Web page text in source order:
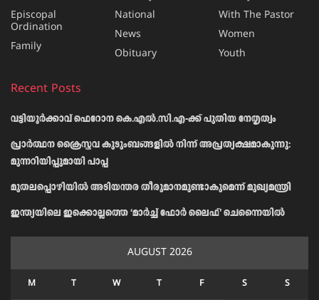
Episcopal
Ordination
Family
National
News
Obituary
With The Pastor
Women
Youth
Recent Posts
വട്ടിയൂർക്കാവ് ഫെറോന കെ.എൽ.സി.എ-ക്ക് പുതിയ നേതൃത്വം
പ്രാര്‍ത്ഥന ക്രൈസ്തവ കുടുംബങ്ങളില്‍ നിന്ന് അപ്രത്യക്ഷമാകുന്നു:
മുന്നറിയിപ്പുമായി പാപ്പ
മുതലപ്പൊഴിയിൽ അടിയന്തര തീരുമാനമുണ്ടാകുമെന്ന് മുഖ്യമന്ത്രി
ഇന്ത്യയിലെ ഇക്കൊല്ലത്തെ ‘മാർച്ച് ഫോർ ലൈഫ്’ ചെന്നൈയിൽ
AUGUST 2026
M T W T F S S